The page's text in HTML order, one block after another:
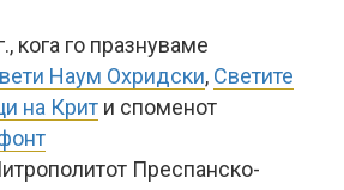
кога го празнуваме
Наум Охридски, Светите
на Крит и споменот
Преспанско-